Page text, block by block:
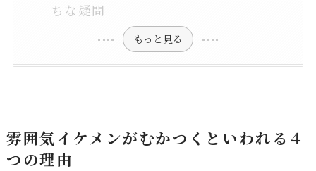
ちな疑問
もっと見る
雰囲気イケメンがむかつくといわれる４
つの理由